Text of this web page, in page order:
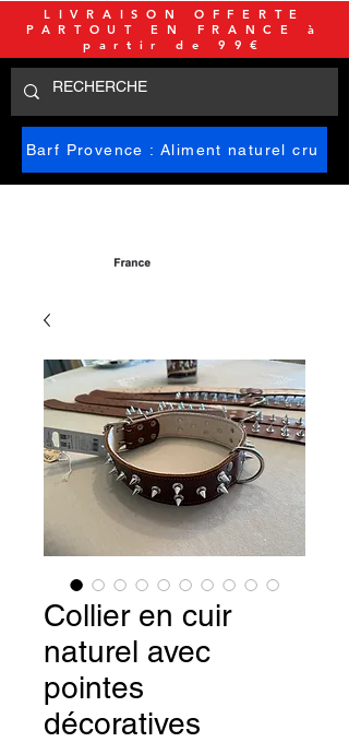
Barf Provence : Aliment naturel cru
LIVRAISON OFFERTE
PARTOUT EN FRANCE à
partir de 99€
Collier en cuir
naturel avec
pointes
décoratives